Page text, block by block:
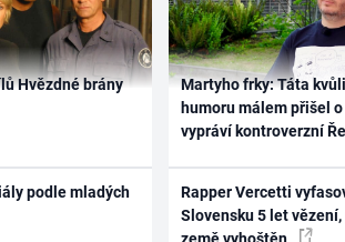
Hvězdné brány
podle mladých
Martyho frky: Táta
humoru málem přišel
vypráví kontroverzní
Rapper Vercetti
Slovensku 5 let vězení,